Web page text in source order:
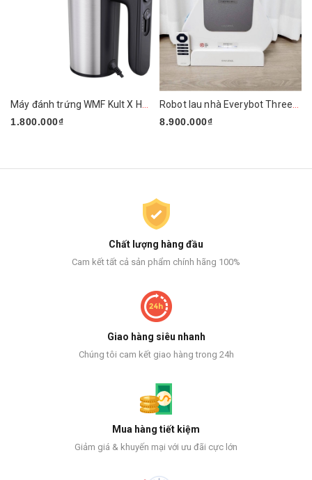
1.800.000₫
8.900.000₫
Chất lượng hàng đầu
Cam kết tất cả sản phẩm chính hãng 100%
Giao hàng siêu nhanh
Chúng tôi cam kết giao hàng trong 24h
Mua hàng tiết kiệm
Giảm giá & khuyến mại với ưu đãi cực lớn